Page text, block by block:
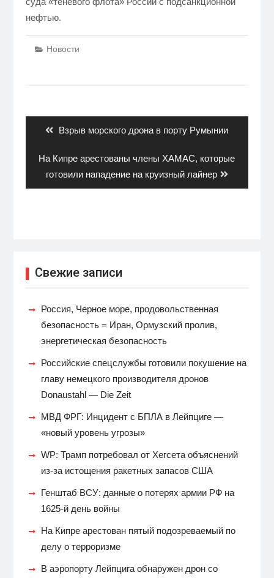
нефтью.
Новости
записямPrevious
Взрыв морского дрона в порту Румынии
Next
post:
На Кипре арестованы члены ХАМАС, которые
готовили нападение на круизный лайнер
Свежие записи
Россия, Черное море, продовольственная
безопасность = Иран, Ормузский пролив,
энергетическая безопасность
Российские спецслужбы готовили покушение на
главу немецкого производителя дронов
Donaustahl — Die Zeit
МВД ФРГ: Инцидент с БПЛА в Лейпциге —
«новый уровень угрозы»
WP: Трамп потребовал от Хегсета объяснений
из-за истощения ракетных запасов США
Генштаб ВСУ: данные о потерях армии РФ на
1625-й день войны
На Кипре арестован пятый подозреваемый по
делу о терроризме
В аэропорту Лейпцига обнаружен дрон со